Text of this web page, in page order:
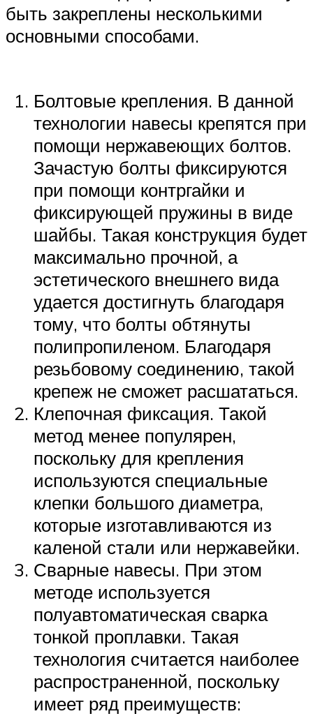
быть закреплены несколькими
основными способами.
Болтовые крепления. В данной
технологии навесы крепятся при
помощи нержавеющих болтов.
Зачастую болты фиксируются
при помощи контргайки и
фиксирующей пружины в виде
шайбы. Такая конструкция будет
максимально прочной, а
эстетического внешнего вида
удается достигнуть благодаря
тому, что болты обтянуты
полипропиленом. Благодаря
резьбовому соединению, такой
крепеж не сможет расшататься.
Клепочная фиксация. Такой
метод менее популярен,
поскольку для крепления
используются специальные
клепки большого диаметра,
которые изготавливаются из
каленой стали или нержавейки.
Сварные навесы. При этом
методе используется
полуавтоматическая сварка
тонкой проплавки. Такая
технология считается наиболее
распространенной, поскольку
имеет ряд преимуществ: